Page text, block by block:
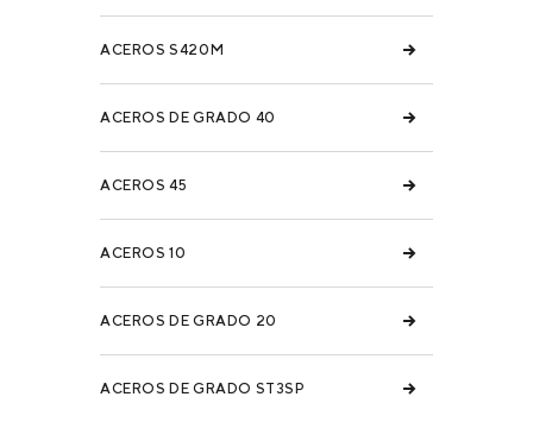
ACEROS S420M
ACEROS DE GRADO 40
ACEROS 45
ACEROS 10
ACEROS DE GRADO 20
ACEROS DE GRADO ST3SP